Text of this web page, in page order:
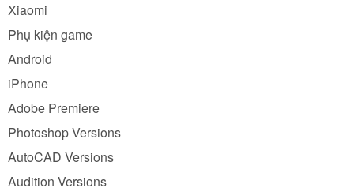
Xiaomi
Phụ kiện game
Android
iPhone
Adobe Premiere
Photoshop Versions
AutoCAD Versions
Audition Versions